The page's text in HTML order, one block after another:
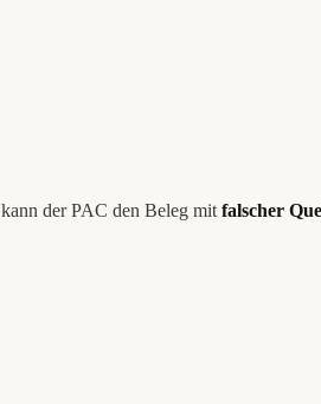
kann der PAC den Beleg mit falscher